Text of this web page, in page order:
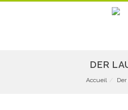
DER
Accueil